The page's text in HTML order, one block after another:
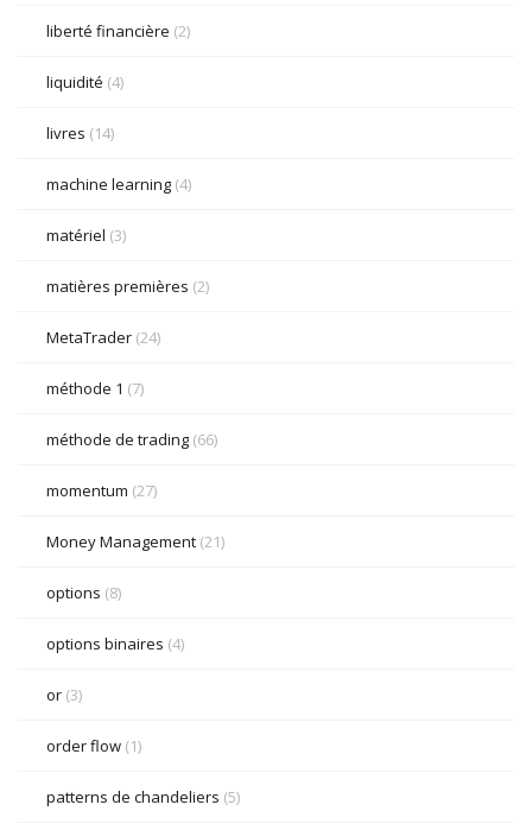
liberté financière (2)
liquidité (4)
livres (14)
machine learning (4)
matériel (3)
matières premières (2)
MetaTrader (24)
méthode 1 (7)
méthode de trading (66)
momentum (27)
Money Management (21)
options (8)
options binaires (4)
or (3)
order flow (1)
patterns de chandeliers (5)